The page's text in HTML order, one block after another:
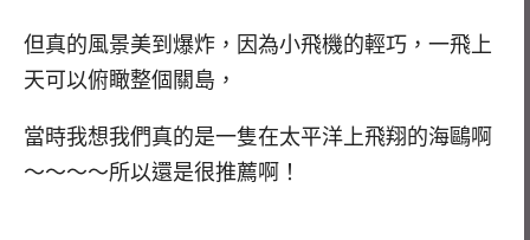
但真的風景美到爆炸，因為小飛機的輕巧，一飛上
天可以俯瞰整個關島，
當時我想我們真的是一隻在太平洋上飛翔的海鷗啊
～～～～所以還是很推薦啊！